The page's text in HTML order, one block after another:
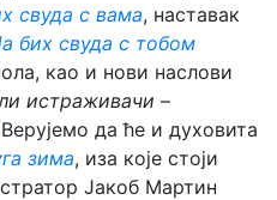
свуда с вама, наставак
бих свуда с тобом
као и нови наслови
истраживачи –
да ће и духовита
зима, иза које стоји
Јакоб Мартин